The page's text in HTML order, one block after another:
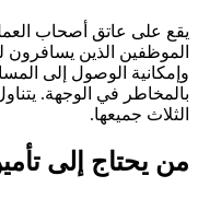
يقع على عاتق أصحاب
الموظفين الذين
وإمكانية الوصول إلى
بالمخاطر في الوجهة.
الثلاث جميعها.
من يحتاج إلى